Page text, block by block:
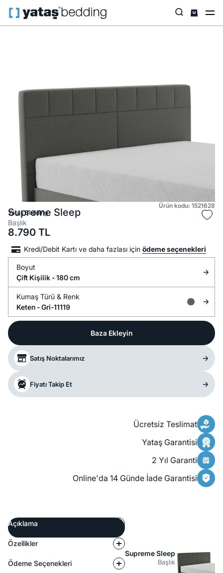
Anasayfa Baza & Başlık Baza & Başlık Supreme Sleep
Ürün kodu: 1521628
Yataş Bedding
Supreme Sleep
Başlık
8.790 TL
Kredi/Debit Kartı ve daha fazlası için ödeme seçenekleri
Boyut
Çift Kişilik - 180 cm
Kumaş Türü & Renk
Keten -Gri-11119
Baza Ekleyin
Satış Noktalarımız
Fiyatı Takip Et
Ücretsiz Teslimat
Yataş Garantisi
2 Yıl Garanti
Online'da 14 Günde İade Garantisi
Açıklama
Özellikler
Ödeme Seçenekleri
Supreme Sleep
Başlık